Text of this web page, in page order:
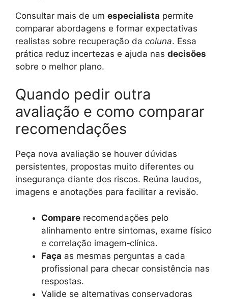
Consultar mais de um especialista permite
comparar abordagens e formar expectativas
realistas sobre recuperação da coluna. Essa
prática reduz incertezas e ajuda nas decisões
sobre o melhor plano.
Quando pedir outra
avaliação e como comparar
recomendações
Peça nova avaliação se houver dúvidas
persistentes, propostas muito diferentes ou
insegurança diante dos riscos. Reúna laudos,
imagens e anotações para facilitar a revisão.
Compare recomendações pelo
alinhamento entre sintomas, exame físico
e correlação imagem‑clínica.
Faça as mesmas perguntas a cada
profissional para checar consistência nas
respostas.
Valide se alternativas conservadoras